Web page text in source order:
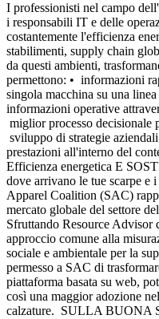
I professionisti nel campo
i responsabili IT e delle
costantemente l'efficienza
stabilimenti, supply chain
da questi ambienti,
permettono: • informazioni
singola macchina su una
informazioni operative
miglior processo
sviluppo di strategie
prestazioni all'interno del
Efficienza energetica E
dove arrivano le tue scarpe e
Apparel Coalition (SAC)
mercato globale del settore
Sfruttando Resource
approccio comune alla
sociale e ambientale per la
permesso a SAC di
piattaforma basata su web,
così una maggior adozione
calzature. SULLA BUONA